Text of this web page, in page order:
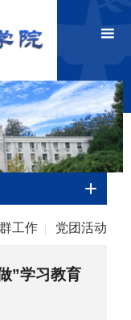
工作 党团活动
”学习教育